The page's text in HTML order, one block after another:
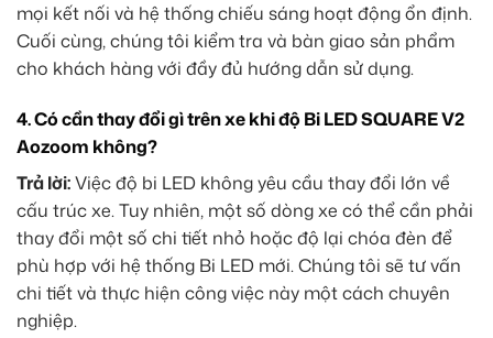
mọi kết nối và hệ thống chiếu sáng hoạt động ổn định.
Cuối cùng, chúng tôi kiểm tra và bàn giao sản phẩm
cho khách hàng với đầy đủ hướng dẫn sử dụng.
4.Có cần thay đổi gì trên xe khi độ Bi LED SQUARE V2
Aozoom không?
Trả lời:Việc độ bi LED không yêu cầu thay đổi lớn về
cấu trúc xe. Tuy nhiên, một số dòng xe có thể cần phải
thay đổi một số chi tiết nhỏ hoặc độ lại chóa đèn để
phù hợp với hệ thống Bi LED mới. Chúng tôi sẽ tư vấn
chi tiết và thực hiện công việc này một cách chuyên
nghiệp.